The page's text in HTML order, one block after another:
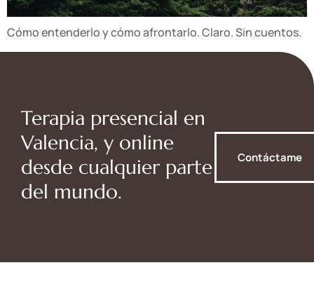
Cómo entenderlo y cómo afrontarlo. Claro. Sin cuentos.
Terapia presencial en
Valencia, y online
desde cualquier parte
del mundo.
Contáctame